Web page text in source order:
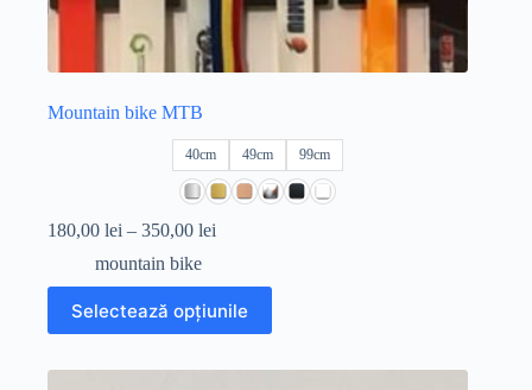
Mountain bike MTB
40cm 49cm 99cm
180,00 lei – 350,00 lei
180,00 lei
până
la
mountain bike
Selectează opțiunile
produs
are